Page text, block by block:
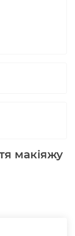
макіяжу